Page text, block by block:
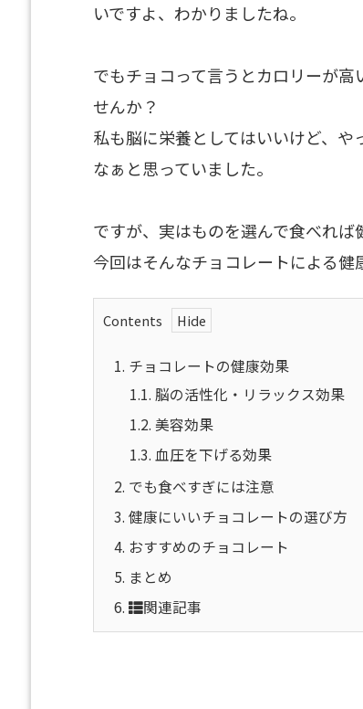
いですよ、わかりましたね。
でもチョコって言うとカロリーが
せんか？
私も脳に栄養としてはいいけど、
なぁと思っていました。
ですが、実はものを選んで食べれば
今回はそんなチョコレートによる健
Contents
1. チョコレートの健康効果
1.1. 脳の活性化・リラックス効果
1.2. 美容効果
1.3. 血圧を下げる効果
2. でも食べすぎには注意
3. 健康にいいチョコレートの選び方
4. おすすめのチョコレート
5. まとめ
6.
関連記事